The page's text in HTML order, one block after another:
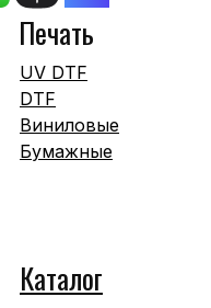
Каталог
Печать
UV DTF
DTF
Виниловые
Бумажные